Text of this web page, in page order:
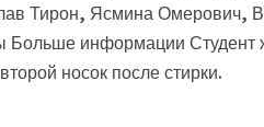
Тирон, Ясмина Омерович,
Больше информации Студент
носок после стирки.